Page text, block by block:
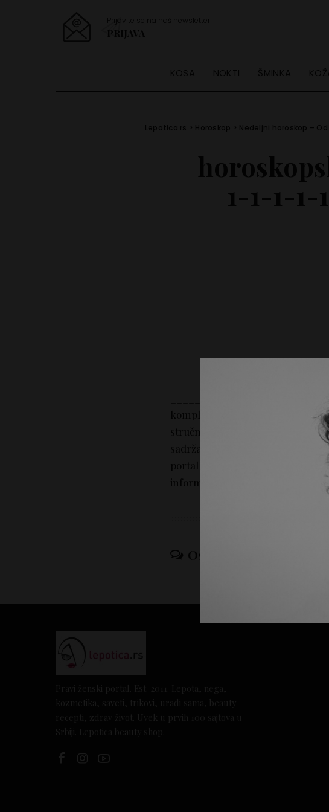
Prijavite se na naš newsletter
PRIJAVA
KOSA NOKTI ŠMINKA
Lepotica.rs > Horoskop > Nedeljni horoskop – Od
1-1-1-1-
kompletan sadržaj na portalu
stručni savet. Portal Lepotica.rs
sadržaj tekstova na portalu ne
portal Lepotica.rs ne može
informacija iz sadržaja tekstova.
Ostavi odgovor